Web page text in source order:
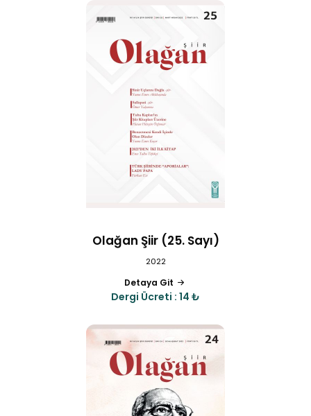
Olağan Şiir (25. Sayı)
2022
Detaya Git
Dergi Ücreti : 14 ₺